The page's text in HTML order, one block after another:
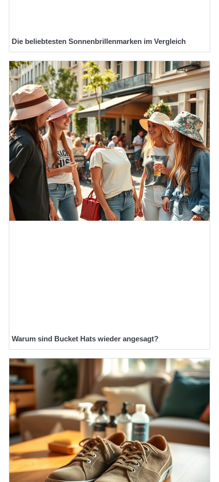
Die beliebtesten Sonnenbrillenmarken im Vergleich
Warum sind Bucket Hats wieder angesagt?